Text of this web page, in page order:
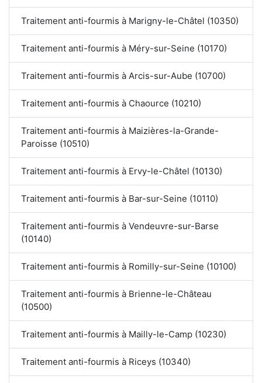
Traitement anti-fourmis à Marigny-le-Châtel (10350)
Traitement anti-fourmis à Méry-sur-Seine (10170)
Traitement anti-fourmis à Arcis-sur-Aube (10700)
Traitement anti-fourmis à Chaource (10210)
Traitement anti-fourmis à Maizières-la-Grande-
Paroisse (10510)
Traitement anti-fourmis à Ervy-le-Châtel (10130)
Traitement anti-fourmis à Bar-sur-Seine (10110)
Traitement anti-fourmis à Vendeuvre-sur-Barse
(10140)
Traitement anti-fourmis à Romilly-sur-Seine (10100)
Traitement anti-fourmis à Brienne-le-Château
(10500)
Traitement anti-fourmis à Mailly-le-Camp (10230)
Traitement anti-fourmis à Riceys (10340)